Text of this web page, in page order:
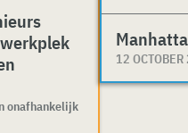
onafhankelijk
12